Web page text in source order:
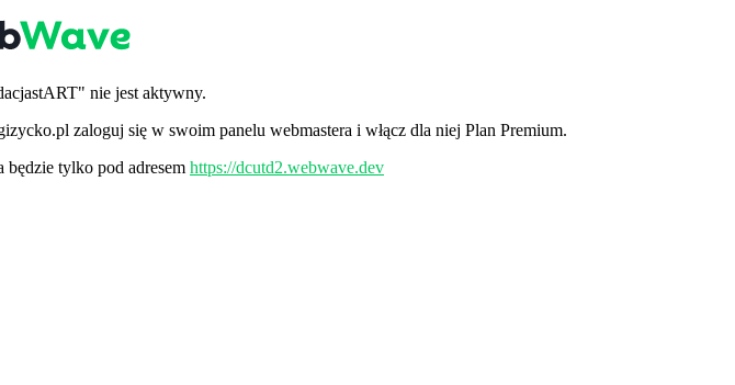
nie jest aktywny.
zaloguj się w swoim panelu webmastera i włącz dla niej Plan Premium.
będzie tylko pod adresem https://dcutd2.webwave.dev